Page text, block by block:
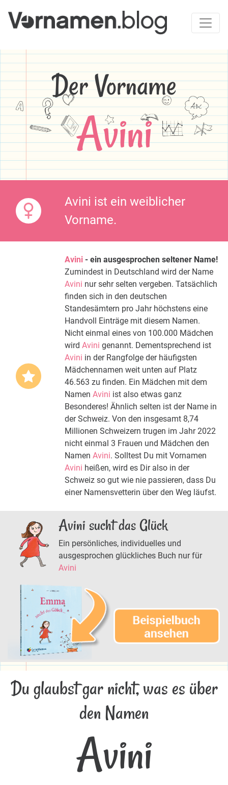
Der Vorname
Avini
Avini ist ein weiblicher
Vorname.
Avini - ein ausgesprochen seltener Name!
Zumindest in Deutschland wird der Name
Avini nur sehr selten vergeben. Tatsächlich
finden sich in den deutschen
Standesämtern pro Jahr höchstens eine
Handvoll Einträge mit diesem Namen.
Nicht einmal eines von 100.000 Mädchen
wird Avini genannt. Dementsprechend ist
Avini in der Rangfolge der häufigsten
Mädchennamen weit unten auf Platz
46.563 zu finden. Ein Mädchen mit dem
Namen Avini ist also etwas ganz
Besonderes! Ähnlich selten ist der Name in
der Schweiz. Von den insgesamt 8,74
Millionen Schweizern trugen im Jahr 2022
nicht einmal 3 Frauen und Mädchen den
Namen Avini. Solltest Du mit Vornamen
Avini heißen, wird es Dir also in der
Schweiz so gut wie nie passieren, dass Du
einer Namensvetterin über den Weg läufst.
Avini sucht das Glück
Ein persönliches, individuelles und
ausgesprochen glückliches Buch nur für
Avini
Du glaubst gar nicht, was es über
den Namen
Avini